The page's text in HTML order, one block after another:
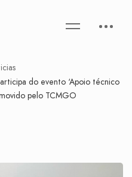
do evento ‘Apoio técnico
pelo TCMGO